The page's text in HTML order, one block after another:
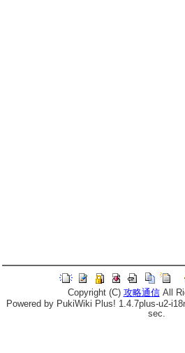
Copyright (C) 攻略通信All
Powered by PukiWiki Plus! 1.4.7plus-u2-
sec.